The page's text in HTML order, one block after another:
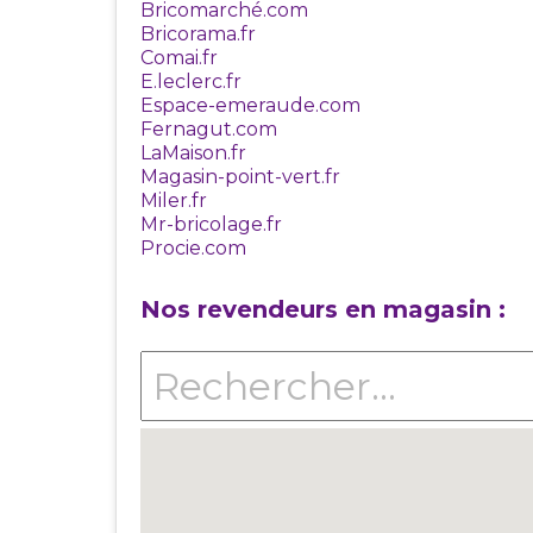
Bricomarché.com
Bricorama.fr
Comai.fr
E.leclerc.fr
Espace-emeraude.com
Fernagut.com
LaMaison.fr
Magasin-point-vert.fr
Miler.fr
Mr-bricolage.fr
Procie.com
Nos revendeurs en magasin :